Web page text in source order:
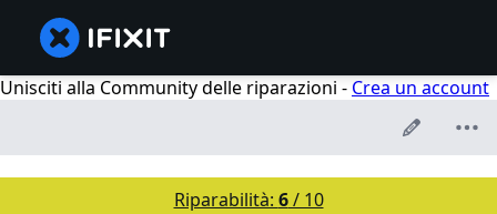
Unisciti alla Community delle riparazioni - Crea un account
Riparabilità: 6/ 10